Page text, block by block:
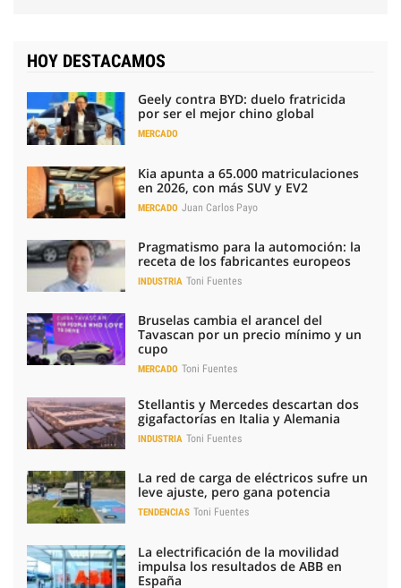
HOY DESTACAMOS
Geely contra BYD: duelo fratricida
por ser el mejor chino global
MERCADO
Kia apunta a 65.000 matriculaciones
en 2026, con más SUV y EV2
MERCADO Juan Carlos Payo
Pragmatismo para la automoción: la
receta de los fabricantes europeos
INDUSTRIA Toni Fuentes
Bruselas cambia el arancel del
Tavascan por un precio mínimo y un
cupo
MERCADO Toni Fuentes
Stellantis y Mercedes descartan dos
gigafactorías en Italia y Alemania
INDUSTRIA Toni Fuentes
La red de carga de eléctricos sufre un
leve ajuste, pero gana potencia
TENDENCIAS Toni Fuentes
La electrificación de la movilidad
impulsa los resultados de ABB en
España